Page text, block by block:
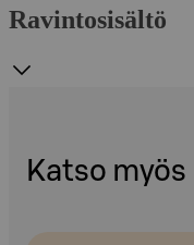
Ravintosisältö
Katso myös